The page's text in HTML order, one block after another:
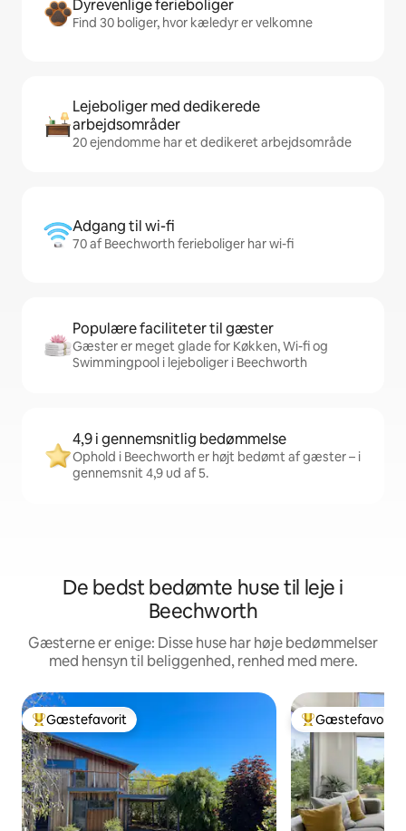
Dyrevenlige ferieboliger
Find 30 boliger, hvor kæledyr er velkomne
Lejeboliger med dedikerede
arbejdsområder
20 ejendomme har et dedikeret arbejdsområde
Adgang til wi-fi
70 af Beechworth ferieboliger har wi-fi
Populære faciliteter til gæster
Gæster er meget glade for Køkken, Wi-fi og
Swimmingpool i lejeboliger i Beechworth
4,9 i gennemsnitlig bedømmelse
Ophold i Beechworth er højt bedømt af gæster – i
gennemsnit 4,9 ud af 5.
De bedst bedømte huse til leje i
Beechworth
Gæsterne er enige: Disse huse har høje bedømmelser
med hensyn til beliggenhed, renhed med mere.
Bedste gæstefavorit
Gæstefavorit Bedste
Gæstefavorit